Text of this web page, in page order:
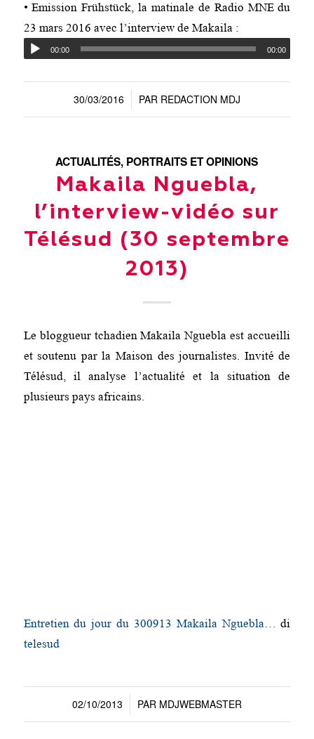
• Emission Frühstück, la matinale de Radio MNE du
23 mars 2016 avec l’interview de Makaila :
00:00 00:00
30/03/2016
/ PAR REDACTION MDJ
ACTUALITÉS, PORTRAITS ET OPINIONS
Makaila Nguebla,
l’interview-vidéo sur
Télésud (30 septembre
2013)
Le bloggueur tchadien Makaila Nguebla est accueilli
et soutenu par la Maison des journalistes. Invité de
Télésud, il analyse l’actualité et la situation de
plusieurs pays africains.
Entretien du jour du 300913 Makaila Nguebla…
di
telesud
02/10/2013
/ PAR MDJWEBMASTER